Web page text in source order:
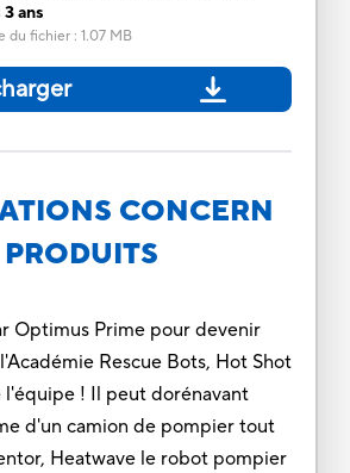
ans
du fichier: 1.07 MB
CONCERN
Optimus Prime pour devenir
Rescue Bots, Hot Shot
l'équipe ! Il peut dorénavant
d'un camion de pompier tout
Heatwave le robot pompier